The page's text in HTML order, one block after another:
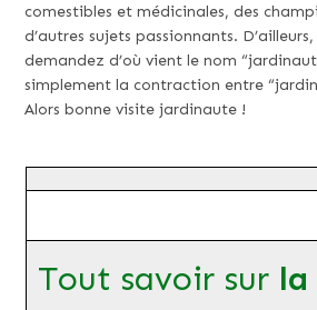
comestibles et médicinales, des
d’autres sujets passionnants.
demandez d’où vient le nom
simplement la contraction entre
Alors bonne visite jardinaute !
Tout savoir sur la